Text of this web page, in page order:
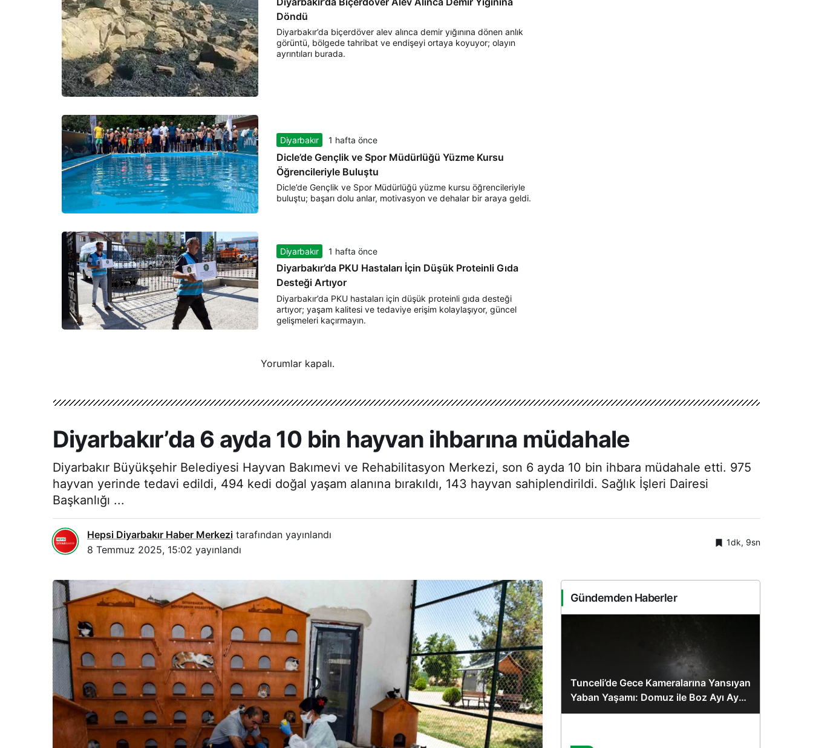
Döndü
Diyarbakır’da biçerdöver alev alınca demir yığınına dönen anlık
görüntü, bölgede tahribat ve endişeyi ortaya koyuyor; olayın
ayrıntıları burada.
Diyarbakır 1 hafta önce
Dicle’de Gençlik ve Spor Müdürlüğü Yüzme Kursu
Öğrencileriyle Buluştu
Dicle’de Gençlik ve Spor Müdürlüğü yüzme kursu öğrencileriyle
buluştu; başarı dolu anlar, motivasyon ve dehalar bir araya geldi.
Diyarbakır 1 hafta önce
Diyarbakır’da PKU Hastaları İçin Düşük Proteinli Gıda
Desteği Artıyor
Diyarbakır’da PKU hastaları için düşük proteinli gıda desteği
artıyor; yaşam kalitesi ve tedaviye erişim kolaylaşıyor, güncel
gelişmeleri kaçırmayın.
Yorumlar kapalı.
Diyarbakır’da 6 ayda 10 bin hayvan ihbarına müdahale
Diyarbakır Büyükşehir Belediyesi Hayvan Bakımevi ve Rehabilitasyon Merkezi, son 6 ayda 10 bin ihbara müdahale etti. 975
hayvan yerinde tedavi edildi, 494 kedi doğal yaşam alanına bırakıldı, 143 hayvan sahiplendirildi. Sağlık İşleri Dairesi
Başkanlığı ...
Hepsi Diyarbakır Haber Merkezi tarafından yayınlandı
8 Temmuz 2025, 15:02 yayınlandı
1dk, 9sn
Gündemden Haberler
Tunceli’de Gece Kameralarına Yansıyan
Yaban Yaşamı: Domuz ile Boz Ayı Aynı
Karede